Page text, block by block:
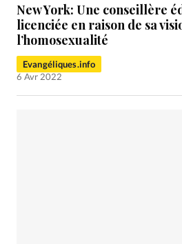
New York: Une conseillère
licenciée en raison de sa
l’homosexualité
Evangéliques.info
6 Avr 2022